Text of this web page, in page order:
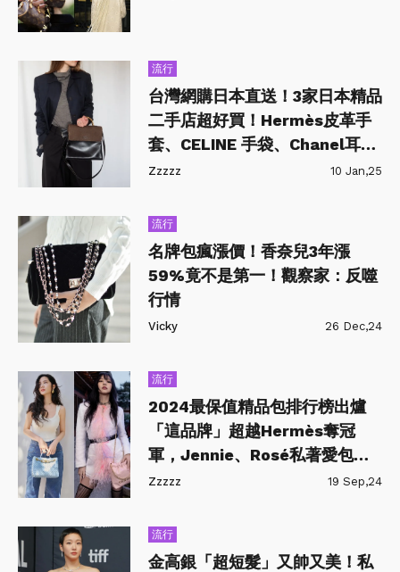
流行
台灣網購日本直送！3家日本精品
二手店超好買！Hermès皮革手
套、CELINE 手袋、Chanel耳環
兩萬入手超值得
Zzzzz 10 Jan,25
流行
名牌包瘋漲價！香奈兒3年漲
59%竟不是第一！觀察家：反噬
行情
Vicky 26 Dec,24
流行
2024最保值精品包排行榜出爐
「這品牌」超越Hermès奪冠
軍，Jennie、Rosé私著愛包也
上榜
Zzzzz 19 Sep,24
流行
金高銀「超短髮」又帥又美！私